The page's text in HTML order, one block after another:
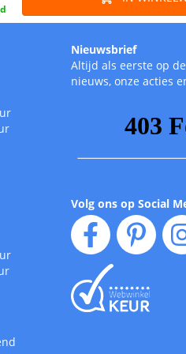
Nieuwsbrief
Altijd als eerste op
nieuws, onze acties
Volg ons op Social